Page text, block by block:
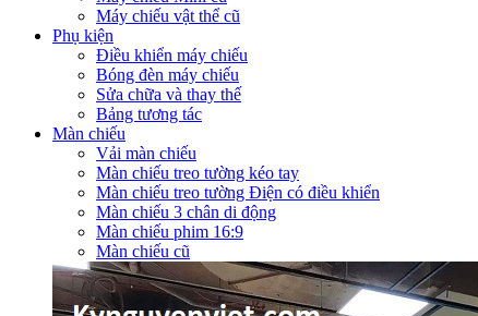
Máy chiếu vật thể cũ
Phụ kiện
Điều khiển máy chiếu
Bóng đèn máy chiếu
Sửa chữa và thay thế
Bảng tương tác
Màn chiếu
Vải màn chiếu
Màn chiếu treo tường kéo tay
Màn chiếu treo tường Điện có điều khiển
Màn chiếu 3 chân di động
Màn chiếu phim 16:9
Màn chiếu cũ